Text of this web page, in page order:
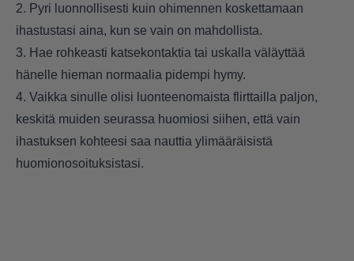
2. Pyri luonnollisesti kuin ohimennen koskettamaan
ihastustasi aina, kun se vain on mahdollista.
3. Hae rohkeasti katsekontaktia tai uskalla väläyttää
hänelle hieman normaalia pidempi hymy.
4. Vaikka sinulle olisi luonteenomaista flirttailla paljon,
keskitä muiden seurassa huomiosi siihen, että vain
ihastuksen kohteesi saa nauttia ylimääräisistä
huomionosoituksistasi.